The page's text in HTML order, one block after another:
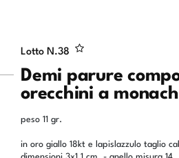
Lotto N.38
Demi parure
orecchini a
peso 11 gr.
in oro giallo 18kt e lapislazzulo taglio
dimensioni 3x1,1 cm. - anello misura 14